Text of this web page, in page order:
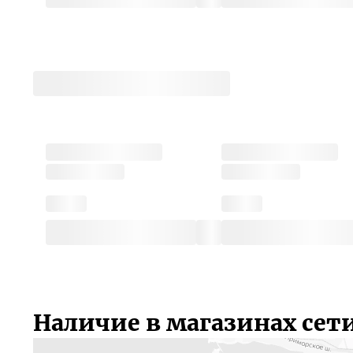
Наличие в магазинах